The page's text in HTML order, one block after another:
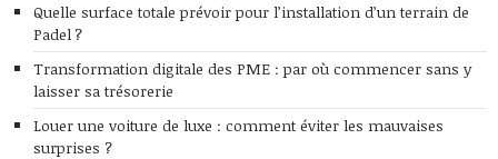
Quelle surface totale prévoir pour l’installation d’un terrain de
Padel ?
Transformation digitale des PME : par où commencer sans y
laisser sa trésorerie
Louer une voiture de luxe : comment éviter les mauvaises
surprises ?